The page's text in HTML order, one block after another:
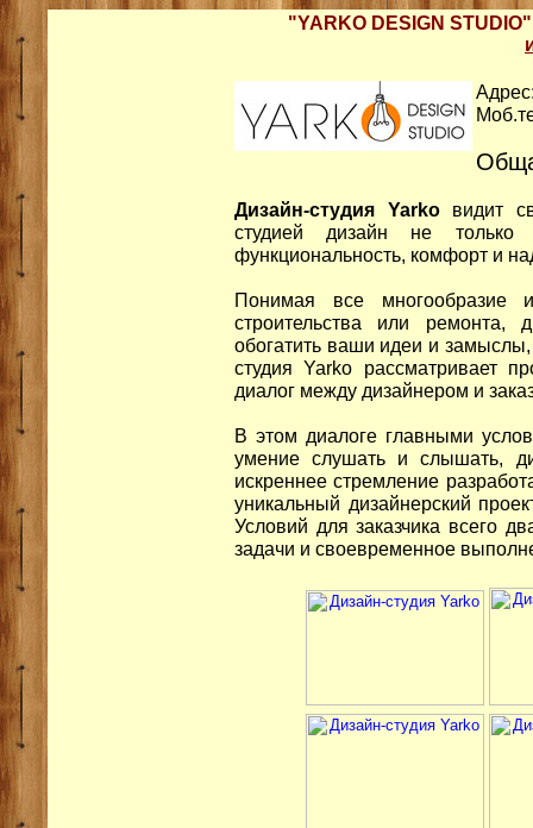
"YARKO DESIGN
Дизайн-студия Yarko видит
студией дизайн не
функциональность, комфорт и
Понимая все многообразие
строительства или ремонта,
обогатить ваши идеи и
студия Yarko рассматривает
диалог между дизайнером и
В этом диалоге главными
умение слушать и слышать,
искреннее стремление
уникальный дизайнерский
Условий для заказчика всего
задачи и своевременное